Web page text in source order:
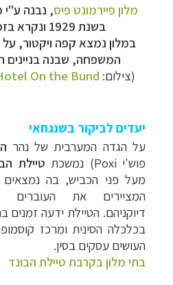
מלון פיירמונט פיס, נבנה ע"י
בשנת 1929 ונקרא בזמנו מלון קתאי.
במלון נמצא קפה ויקטור,
המשפחה, שבנה בניינים
(צילום: On the Bund
יעדים לביקור בשנגחאי
על הגדה המערבית של נהר
פוש'י Poxi) נמשכת טיילת
מעל פני הכביש, בה נמצאים
המציירים את העוברים
דיוקניהם. הטיילת ידעה זמנים
בכלכלה הסינית ומרכז
העושים עסקים בסין.
בתי מלון בקרבת טיילת הבונד